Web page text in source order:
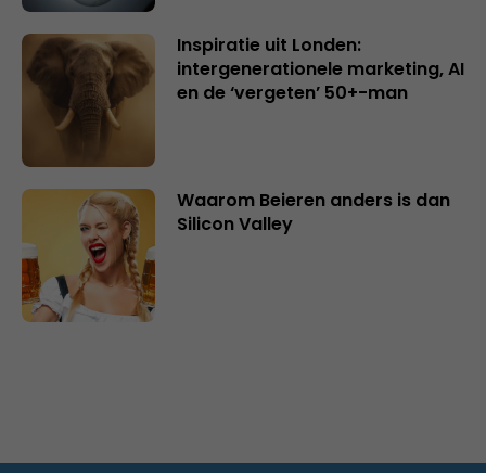
Inspiratie uit Londen:
intergenerationele marketing, AI
en de ‘vergeten’ 50+-man
Waarom Beieren anders is dan
Silicon Valley